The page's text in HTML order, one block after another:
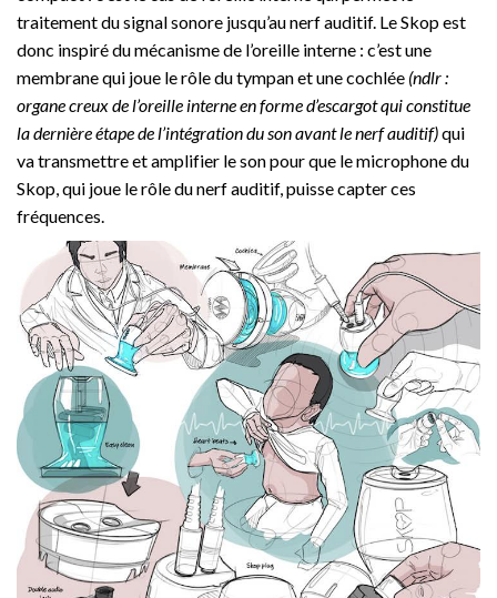
traitement du signal sonore jusqu’au nerf auditif. Le Skop est
donc inspiré du mécanisme de l’oreille interne : c’est une
membrane qui joue le rôle du tympan et une cochlée (ndlr :
organe creux de l’oreille interne en forme d’escargot qui constitue
la dernière étape de l’intégration du son avant le nerf auditif)qui
va transmettre et amplifier le son pour que le microphone du
Skop, qui joue le rôle du nerf auditif, puisse capter ces
fréquences.